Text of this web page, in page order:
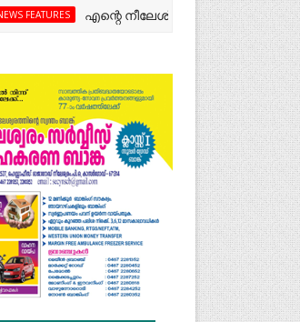
എന്റെ നീലേശ്വരം:ഒരു റോഡ് പിളർത്തിയ